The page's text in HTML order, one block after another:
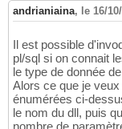
andrianiaina, le 16/
Il est possible
pl/sql si on connait
le type de donnée
Alors ce que je
énumérées ci-
le nom du dll, puis